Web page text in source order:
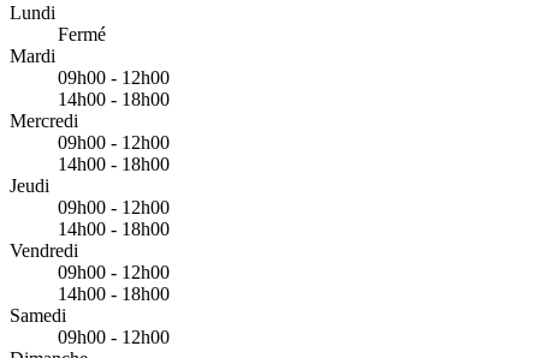
Lundi
Fermé
Mardi
09h00 - 12h00
14h00 - 18h00
Mercredi
09h00 - 12h00
14h00 - 18h00
Jeudi
09h00 - 12h00
14h00 - 18h00
Vendredi
09h00 - 12h00
14h00 - 18h00
Samedi
09h00 - 12h00